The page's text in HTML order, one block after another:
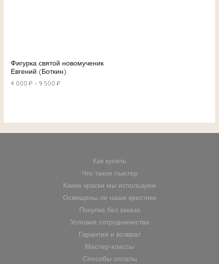
Фигурка святой новомученик
Евгений (Боткин)
4 000 ₽ – 9 500 ₽
Как купить
Что такое пьютер
Какие краски мы используем
Освящены ли наши крестики
Покупка без заказа
Условия сотрудничества
Гарантия и возврат
Мастер-классы
Способы оплаты